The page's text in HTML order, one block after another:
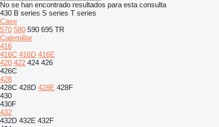
No se han encontrado resultados para esta consulta
430 B series S series T series
Case
570 580 590 695 TR
Caterpillar
416
416C 416D 416E
420 422 424 426
426C
428
428C 428D 428E 428F
430
430F
432
432D 432E 432F